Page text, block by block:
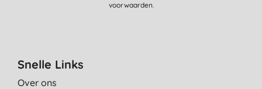
voorwaarden.
Snelle Links
Over ons